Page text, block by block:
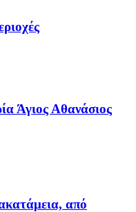
Άγιος Αθανάσιος
από